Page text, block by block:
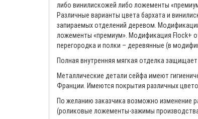
либо винилискожей либо ложементы
Различные варианты цвета бархата и
запираемых отделений деревом.
ложементы «премиум». Модификация Flock+
перегородка и полки – деревянные (в
Полная внутренняя мягкая отделка
Металлические детали сейфа имеют
Франции. Имеются покрытия различных
По желанию заказчика возможно изменение
(роликовые ложементы-зажимы